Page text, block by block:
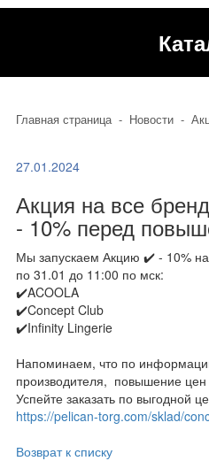
Главная страница - Новости -
27.01.2024
Акция на все
- 10% перед
Мы запускаем Акцию ✔️ - 10%
по 31.01 до 11:00 по мск:
✔️ACOOLA
✔️Concept Club
✔️Infinity Lingerie
Напоминаем, что по
производителя, повышение
Успейте заказать по выгодной
https://pelican-torg.com/sklad/
Возврат к списку